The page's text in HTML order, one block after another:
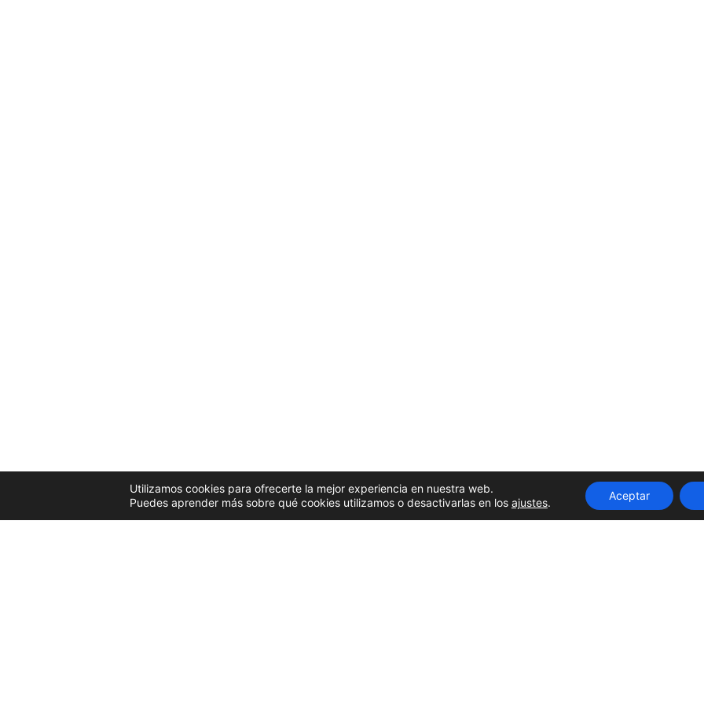
© 2022 Todos los derechos reservados. Sable Asociados
Utilizamos cookies para ofrecerte la mejor experiencia en nuestra web.
Puedes aprender más sobre qué cookies utilizamos o desactivarlas en los ajustes.
Aceptar